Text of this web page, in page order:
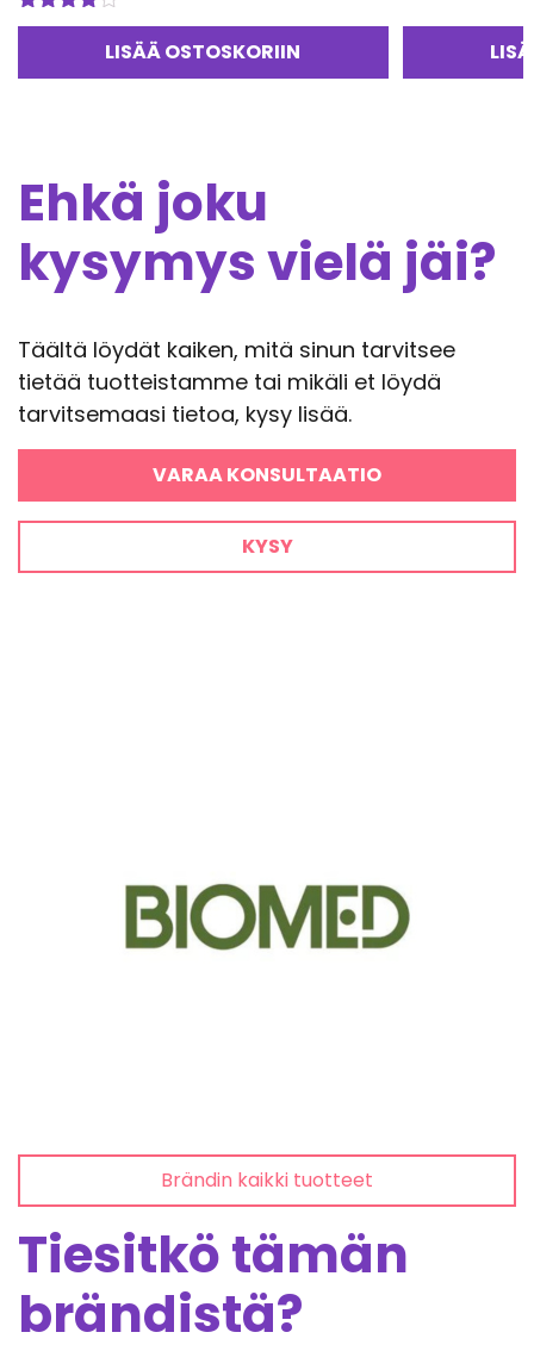
Arvostelu
LISÄÄ OSTOSKORIIN
Ehkä joku
kysymys vielä jäi?
Täältä löydät kaiken, mitä sinun tarvitsee
tietää tuotteistamme tai mikäli et löydä
tarvitsemaasi tietoa, kysy lisää.
VARAA KONSULTAATIO
KYSY
Brändin kaikki tuotteet
Tiesitkö tämän
brändistä?